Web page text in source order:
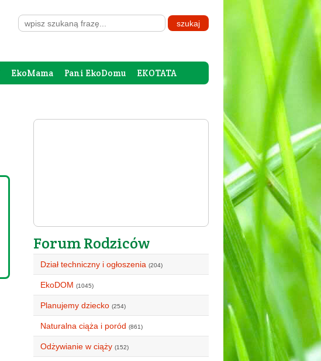
EkoMama Pani EkoDomu EKOTATA
Forum Rodziców
Dział techniczny i ogłoszenia (204)
EkoDOM (1045)
Planujemy dziecko (254)
Naturalna ciąża i poród (861)
Odżywianie w ciąży (152)